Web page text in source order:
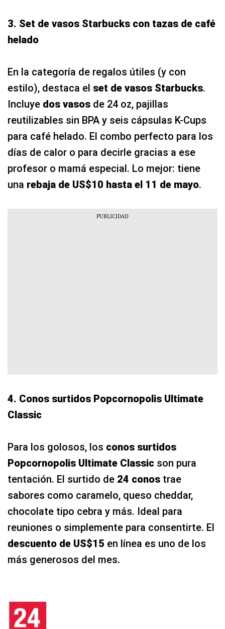
3. Set de vasos Starbucks con tazas de café
helado
En la categoría de regalos útiles (y con
estilo), destaca el set de vasos Starbucks.
Incluye dos vasos de 24 oz, pajillas
reutilizables sin BPA y seis cápsulas K-Cups
para café helado. El combo perfecto para los
días de calor o para decirle gracias a ese
profesor o mamá especial. Lo mejor: tiene
una rebaja de US$10 hasta el 11 de mayo.
4. Conos surtidos Popcornopolis Ultimate
Classic
Para los golosos, los conos surtidos
Popcornopolis Ultimate Classic son pura
tentación. El surtido de 24 conos trae
sabores como caramelo, queso cheddar,
chocolate tipo cebra y más. Ideal para
reuniones o simplemente para consentirte. El
descuento de US$15 en línea es uno de los
más generosos del mes.